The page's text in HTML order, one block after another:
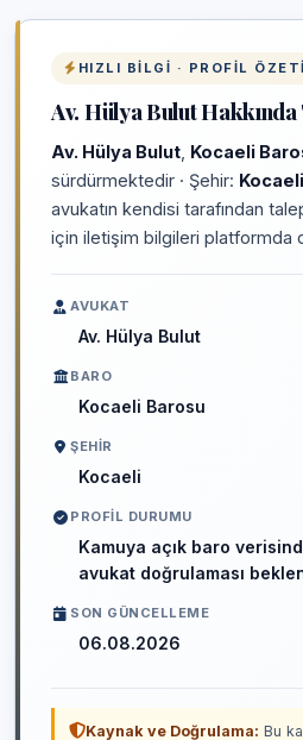
HIZLI BILGI · PROFIL ÖZETI
Av. Hülya Bulut
Av. Hülya Bulut Kocaeli
sürdürmektedir · Şehir: Kocaeli
avukatın kendisi tarafından
için iletişim bilgileri platformda
AVUKAT
Av. Hülya Bulut
BARO
Kocaeli Barosu
ŞEHIR
Kocaeli
PROFIL DURUMU
Kamuya açık baro
avukat doğrulaması
SON GÜNCELLEME
06.08.2026
Kaynak ve Doğrulama: Bu